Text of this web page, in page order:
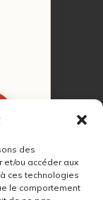
des
et/ou accéder aux
ces technologies
le comportement